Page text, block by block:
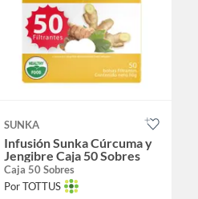
SUNKA
Infusión Sunka Cúrcuma y
Jengibre Caja 50 Sobres
Caja 50 Sobres
Por TOTTUS